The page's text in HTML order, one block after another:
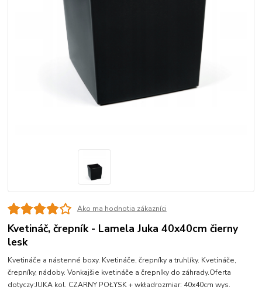
Ako ma hodnotia zákazníci
Kvetináč, črepník - Lamela Juka 40x40cm čierny
lesk
Kvetináče a nástenné boxy. Kvetináče, črepníky a truhlíky. Kvetináče,
črepníky, nádoby. Vonkajšie kvetináče a črepníky do záhrady.Oferta
dotyczy:JUKA kol. CZARNY POŁYSK + wkładrozmiar: 40x40cm wys.